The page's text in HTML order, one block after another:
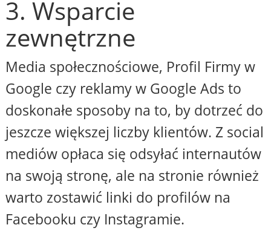
3. Wsparcie
zewnętrzne
Media społecznościowe, Profil Firmy w
Google czy reklamy w Google Ads to
doskonałe sposoby na to, by dotrzeć do
jeszcze większej liczby klientów. Z social
mediów opłaca się odsyłać internautów
na swoją stronę, ale na stronie również
warto zostawić linki do profilów na
Facebooku czy Instagramie.